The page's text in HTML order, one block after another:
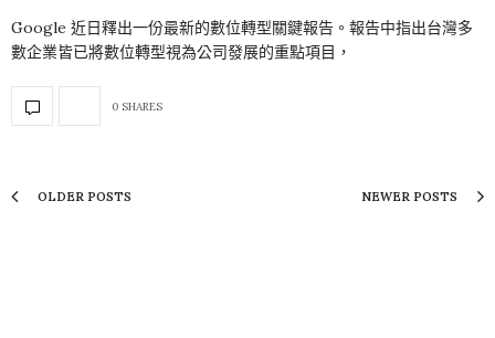
Google 近日釋出一份最新的數位轉型關鍵報告。報告中指出台灣多
數企業皆已將數位轉型視為公司發展的重點項目，
0 SHARES
OLDER POSTS NEWER POSTS